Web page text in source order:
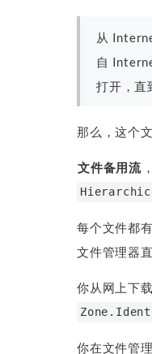
从
自
打开，直
那么，这个
文件备用流
每个文件都
文件管理器
你从网上下
你在文件管